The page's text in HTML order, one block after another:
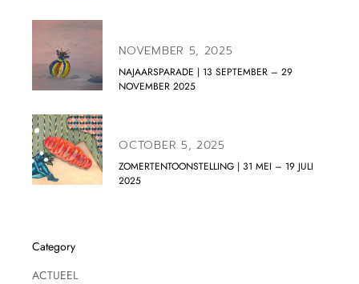
NOVEMBER 5, 2025
NAJAARSPARADE | 13 SEPTEMBER – 29
NOVEMBER 2025
OCTOBER 5, 2025
ZOMERTENTOONSTELLING | 31 MEI – 19 JULI
2025
Category
ACTUEEL